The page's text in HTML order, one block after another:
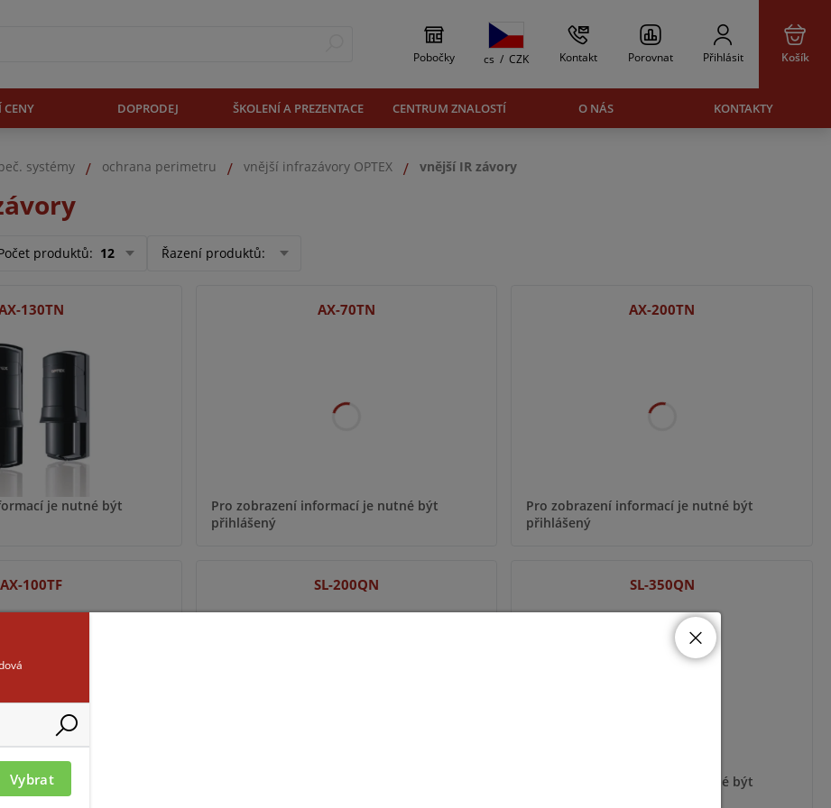
Pobočky cs / CZK Kontakt Porovnat Přihlásit Košík
CENY DOPRODEJ ŠKOLENÍ A PREZENTACE CENTRUM ZNALOSTÍ O NÁS KONTAKTY
systémy ochrana perimetru vnější infrazávory OPTEX vnější IR závory
produktů: 12 Řazení produktů:
130TN
je nutné být
AX-70TN
Pro zobrazení informací je nutné být
přihlášený
AX-200TN
Pro zobrazení informací je nutné být
přihlášený
AX-100TF
je nutné být
SL-200QN SL-350QN
Pro zobrazení informací je nutné být
Vybrat